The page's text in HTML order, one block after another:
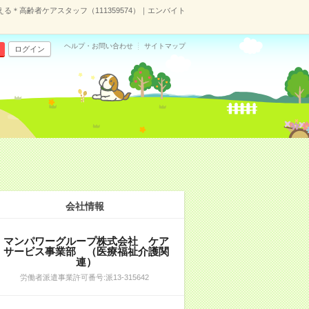
＊高齢者ケアスタッフ（111359574）｜エンバイト
ログイン ヘルプ・お問い合わせ サイトマップ
会社情報
マンパワーグループ株式会社 ケア
サービス事業部 （医療福祉介護関
連）
労働者派遣事業許可番号:派13-315642